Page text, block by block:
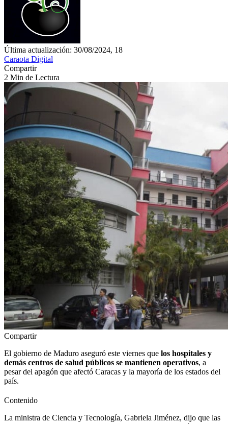
Última actualización: 30/08/2024, 18
Caraota Digital
Compartir
2 Min de Lectura
Compartir
El gobierno de Maduro aseguró este viernes que los hospitales y
demás centros de salud públicos se mantienen operativos, a
pesar del apagón que afectó Caracas y la mayoría de los estados del
país.
Contenido
La ministra de Ciencia y Tecnología, Gabriela Jiménez, dijo que las